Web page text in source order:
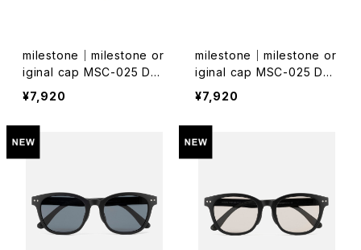
milestone｜milestone or
iginal cap MSC-025 Den
ali Hat（グラスグリーン）
¥7,920
milestone｜milestone or
iginal cap MSC-025 Den
ali Hat（コーラルオレンジ）
¥7,920